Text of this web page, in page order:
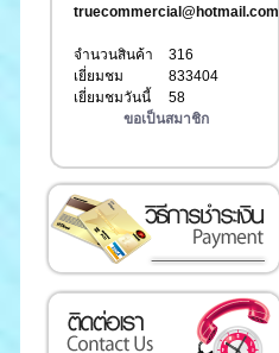
truecommercial@hotmail.com
จำนวนสินค้า
316
เยี่ยมชม
833404
เยี่ยมชมวันนี้
58
ขอเป็นสมาชิก